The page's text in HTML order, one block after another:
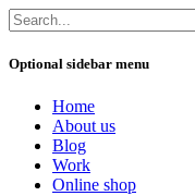
Optional sidebar menu
Home
About us
Blog
Work
Online shop